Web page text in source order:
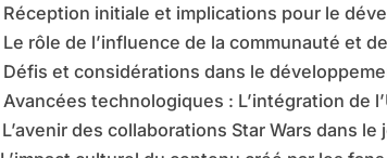
Réception initiale et implications pour le
Le rôle de l’influence de la communauté et
Défis et considérations dans le
Avancées technologiques : L’intégration de
L’avenir des collaborations Star Wars dans le